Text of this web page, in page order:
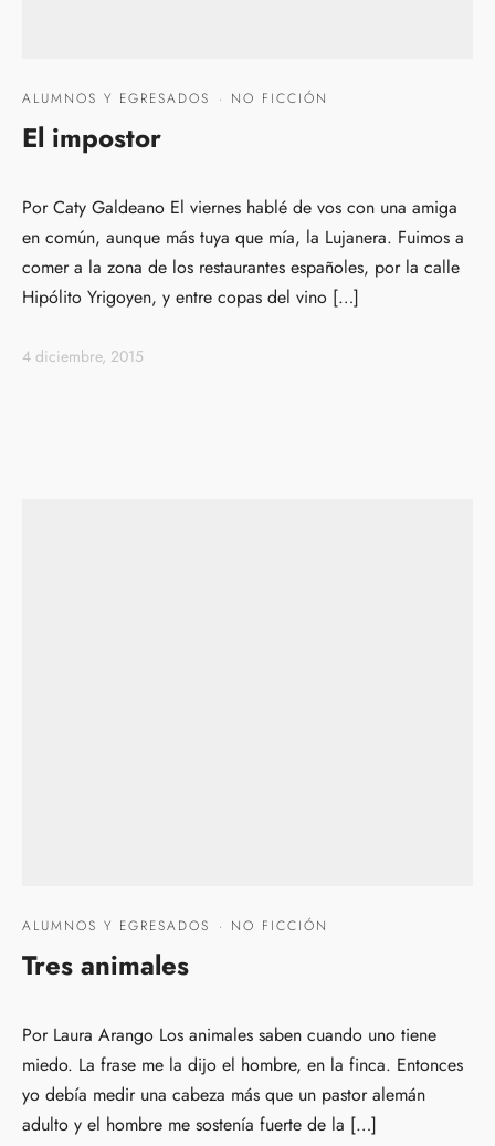
ALUMNOS Y EGRESADOS · NO FICCIÓN
El impostor
Por Caty Galdeano El viernes hablé de vos con una amiga
en común, aunque más tuya que mía, la Lujanera. Fuimos a
comer a la zona de los restaurantes españoles, por la calle
Hipólito Yrigoyen, y entre copas del vino […]
4 diciembre, 2015
ALUMNOS Y EGRESADOS · NO FICCIÓN
Tres animales
Por Laura Arango Los animales saben cuando uno tiene
miedo. La frase me la dijo el hombre, en la finca. Entonces
yo debía medir una cabeza más que un pastor alemán
adulto y el hombre me sostenía fuerte de la […]